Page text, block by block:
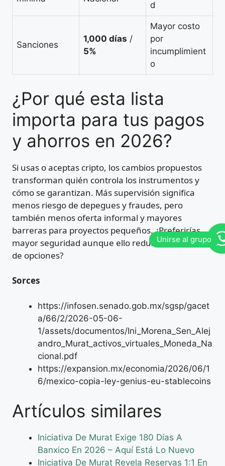
d
Sanciones
1,000 días /
5%
Mayor costo
por
incumplimient
o
¿Por qué esta lista
importa para tus pagos
y ahorros en 2026?
Si usas o aceptas cripto, los cambios propuestos
transforman quién controla los instrumentos y
cómo se garantizan. Más supervisión significa
menos riesgo de depegues y fraudes, pero
también menos oferta informal y mayores
barreras para proyectos pequeños. ¿Preferirías
mayor seguridad aunque ello reduzca la variedad
de opciones?
Sorces
https://infosen.senado.gob.mx/sgsp/gacet
a/66/2/2026-05-06-
1/assets/documentos/Ini_Morena_Sen_Alej
andro_Murat_activos_virtuales_Moneda_Na
cional.pdf
https://expansion.mx/economia/2026/06/1
6/mexico-copia-ley-genius-eu-stablecoins
Artículos similares
Iniciativa De Murat Exige 180 Días A
Banxico En 2026 – Aquí Está Lo Nuevo
Iniciativa De Murat Revela Reservas 1:1 En